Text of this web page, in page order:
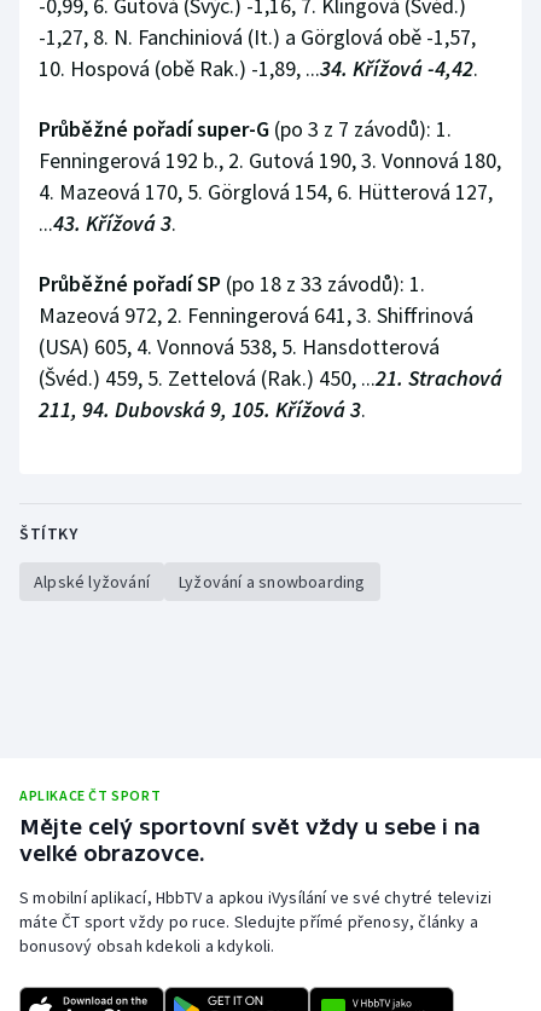
Vodní slalom
Volejbal
Ostatní
-1,27, 8. N. Fanchiniová (It.) a Görglová obě -1,57,
10. Hospová (obě Rak.) -1,89, ...34. Křížová -4,42.
Průběžné pořadí super-G (po 3 z 7 závodů): 1.
Fenningerová 192 b., 2. Gutová 190, 3. Vonnová 180,
4. Mazeová 170, 5. Görglová 154, 6. Hütterová 127,
...43. Křížová 3.
Průběžné pořadí SP (po 18 z 33 závodů): 1.
Mazeová 972, 2. Fenningerová 641, 3. Shiffrinová
(USA) 605, 4. Vonnová 538, 5. Hansdotterová
(Švéd.) 459, 5. Zettelová (Rak.) 450, ...21. Strachová
211, 94. Dubovská 9, 105. Křížová 3.
ŠTÍTKY
Alpské lyžování Lyžování a snowboarding
APLIKACE ČT SPORT
Mějte celý sportovní svět vždy u sebe i na
velké obrazovce.
S mobilní aplikací, HbbTV a apkou iVysílání ve své chytré televizi
máte ČT sport vždy po ruce. Sledujte přímé přenosy, články a
bonusový obsah kdekoli a kdykoli.